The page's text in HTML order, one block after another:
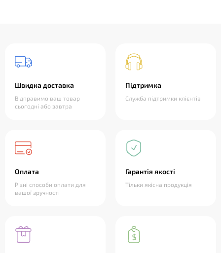
Швидка доставка
Відправимо ваш товар
сьогодні або завтра
Підтримка
Служба підтримки клієнтів
Оплата
Різні способи оплати для
вашої зручності
Гарантія якості
Тільки якісна продукція